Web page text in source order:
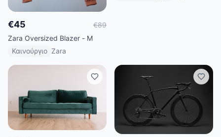
€45 €89
Zara Oversized Blazer - M
Καινούργιο Zara